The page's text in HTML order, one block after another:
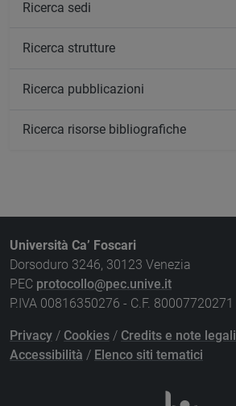
Ricerca sedi
Ricerca strutture
Ricerca pubblicazioni
Ricerca risorse bibliografiche
Università Ca’ Foscari
Dorsoduro 3246, 30123 Venezia
PEC protocollo@pec.unive.it
P.IVA 00816350276 - C.F. 80007720271
Privacy / Cookies / Credits e note legali
Accessibilità / Elenco siti tematici